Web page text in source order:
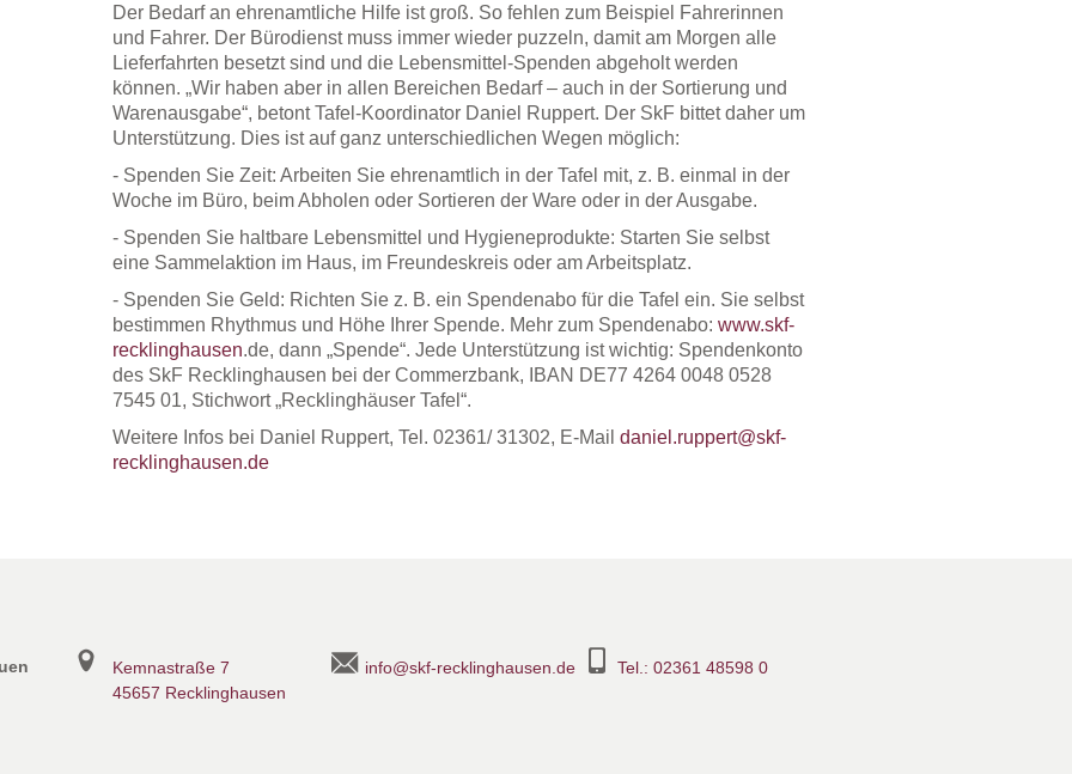
Der Bedarf an ehrenamtliche Hilfe ist groß. So fehlen zum Beispiel Fahrerinnen
und Fahrer. Der Bürodienst muss immer wieder puzzeln, damit am Morgen alle
Lieferfahrten besetzt sind und die Lebensmittel-Spenden abgeholt werden
können. „Wir haben aber in allen Bereichen Bedarf – auch in der Sortierung und
Warenausgabe“, betont Tafel-Koordinator Daniel Ruppert. Der SkF bittet daher um
Unterstützung. Dies ist auf ganz unterschiedlichen Wegen möglich:
- Spenden Sie Zeit: Arbeiten Sie ehrenamtlich in der Tafel mit, z. B. einmal in der
Woche im Büro, beim Abholen oder Sortieren der Ware oder in der Ausgabe.
- Spenden Sie haltbare Lebensmittel und Hygieneprodukte: Starten Sie selbst
eine Sammelaktion im Haus, im Freundeskreis oder am Arbeitsplatz.
- Spenden Sie Geld: Richten Sie z. B. ein Spendenabo für die Tafel ein. Sie selbst
bestimmen Rhythmus und Höhe Ihrer Spende. Mehr zum Spendenabo: www.skf-
recklinghausen.de, dann „Spende“. Jede Unterstützung ist wichtig: Spendenkonto
des SkF Recklinghausen bei der Commerzbank, IBAN DE77 4264 0048 0528
7545 01, Stichwort „Recklinghäuser Tafel“.
Weitere Infos bei Daniel Ruppert, Tel. 02361/ 31302, E-Mail daniel.ruppert@skf-
recklinghausen.de
Kemnastraße 7
45657 Recklinghausen
info@skf-recklinghausen.de Tel.: 02361 48598 0